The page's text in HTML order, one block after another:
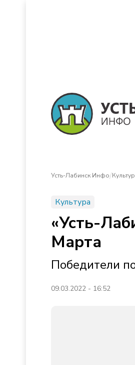
Усть-Лабинск Инфо/
Культура
«Усть-
Марта
Победители
09.03.2022 - 16:52